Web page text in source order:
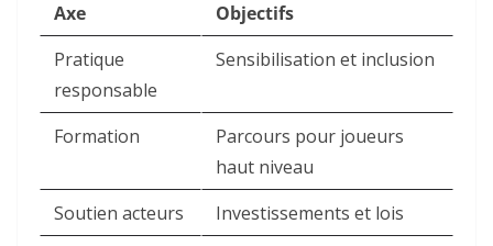
Axe
Objectifs
Pratique
responsable
Sensibilisation et inclusion
Formation
Parcours pour joueurs
haut niveau
Soutien acteurs
Investissements et lois